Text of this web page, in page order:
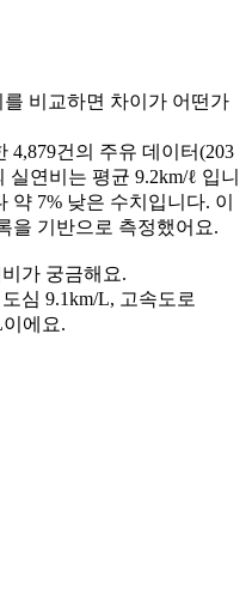
비교하면 차이가 어떤가
4,879건의 주유 데이터(203
연비는 평균 9.2km/ℓ 입니
약 7% 낮은 수치입니다. 이
을 기반으로 측정했어요.
가 궁금해요.
심 9.1km/L, 고속도로
에요.